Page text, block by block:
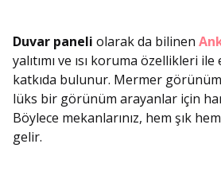
Duvar paneli olarak da bilinen
yalıtımı ve ısı koruma özellikleri
katkıda bulunur. Mermer
lüks bir görünüm arayanlar için
Böylece mekanlarınız, hem şık
gelir.